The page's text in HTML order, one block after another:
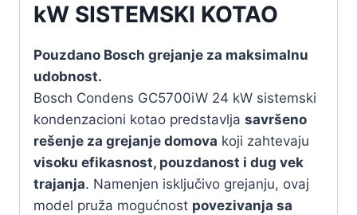
kW SISTEMSKI KOTAO
Pouzdano Bosch grejanje za maksimalnu
udobnost.
Bosch Condens GC5700iW 24 kW sistemski
kondenzacioni kotao predstavlja savršeno
rešenje za grejanje domova koji zahtevaju
visoku efikasnost, pouzdanost i dug vek
trajanja. Namenjen isključivo grejanju, ovaj
model pruža mogućnost povezivanja sa